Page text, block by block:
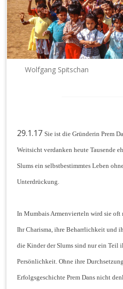
n.
e.
V.
Wolfgang Spitschan
29.1.17Sie ist die Gründerin Prem
Weitsicht verdanken heute Tausende
Slums ein selbstbestimmtes Leben
Unterdrückung.
In Mumbais Armenvierteln wird sie
Ihr Charisma, ihre Beharrlichkeit und
die Kinder der Slums sind nur ein Teil
Persönlichkeit. Ohneihre
Erfolgsgeschichte Prem Dans nicht